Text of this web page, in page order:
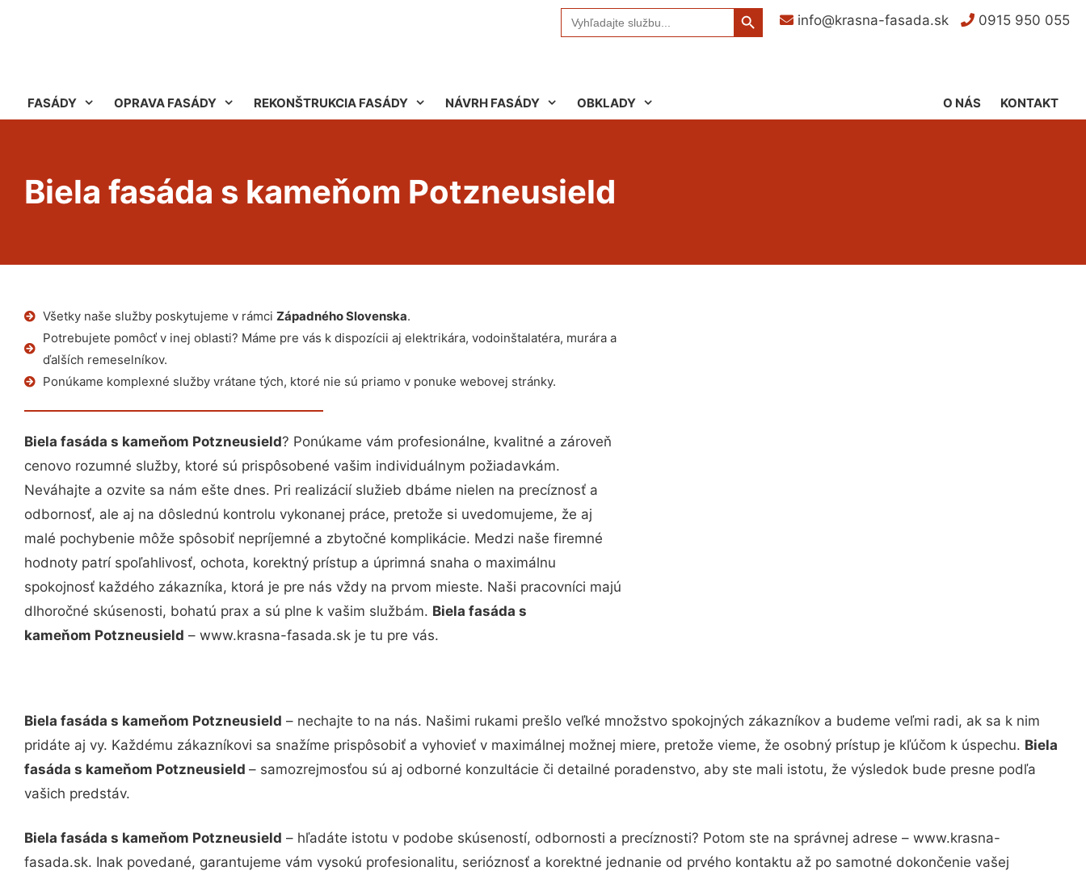
Search
for:
Search Button
info@krasna-fasada.sk
0915 950 055
FASÁDY OPRAVA FASÁDY REKONŠTRUKCIA FASÁDY NÁVRH FASÁDY OBKLADY KONTAKT
O NÁS
Biela fasáda s kameňom Potzneusield
Všetky naše služby poskytujeme v rámci Západného Slovenska.
Potrebujete pomôcť v inej oblasti? Máme pre vás k dispozícii aj elektrikára, vodoinštalatéra, murára a
ďalších remeselníkov.
Ponúkame komplexné služby vrátane tých, ktoré nie sú priamo v ponuke webovej stránky.
Biela fasáda s kameňom Potzneusield? Ponúkame vám profesionálne, kvalitné a zároveň
cenovo rozumné služby, ktoré sú prispôsobené vašim individuálnym požiadavkám.
Neváhajte a ozvite sa nám ešte dnes. Pri realizácií služieb dbáme nielen na precíznosť a
odbornosť, ale aj na dôslednú kontrolu vykonanej práce, pretože si uvedomujeme, že aj
malé pochybenie môže spôsobiť nepríjemné a zbytočné komplikácie. Medzi naše firemné
hodnoty patrí spoľahlivosť, ochota, korektný prístup a úprimná snaha o maximálnu
spokojnosť každého zákazníka, ktorá je pre nás vždy na prvom mieste. Naši pracovníci majú
dlhoročné skúsenosti, bohatú prax a sú plne k vašim službám. Biela fasáda s
kameňom Potzneusield – www.krasna-fasada.sk je tu pre vás.
Biela fasáda s kameňom Potzneusield – nechajte to na nás. Našimi rukami prešlo veľké množstvo spokojných zákazníkov a budeme veľmi radi, ak sa k nim
pridáte aj vy. Každému zákazníkovi sa snažíme prispôsobiť a vyhovieť v maximálnej možnej miere, pretože vieme, že osobný prístup je kľúčom k úspechu. Biela
fasáda s kameňom Potzneusield – samozrejmosťou sú aj odborné konzultácie či detailné poradenstvo, aby ste mali istotu, že výsledok bude presne podľa
vašich predstáv.
Biela fasáda s kameňom Potzneusield – hľadáte istotu v podobe skúseností, odbornosti a precíznosti? Potom ste na správnej adrese – www.krasna-
fasada.sk. Inak povedané, garantujeme vám vysokú profesionalitu, serióznosť a korektné jednanie od prvého kontaktu až po samotné dokončenie vašej